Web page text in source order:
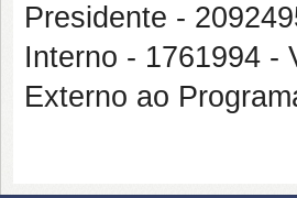
Presidente -
Interno - 1761994 -
Externo ao